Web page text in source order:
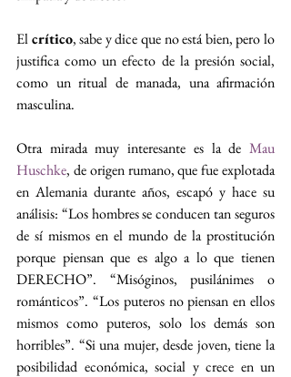
El crítico, sabe y dice que no está bien, pero lo
justifica como un efecto de la presión social,
como un ritual de manada, una afirmación
masculina.
Otra mirada muy interesante es la de Mau
Huschke, de origen rumano, que fue explotada
en Alemania durante años, escapó y hace su
análisis: “Los hombres se conducen tan seguros
de sí mismos en el mundo de la prostitución
porque piensan que es algo a lo que tienen
DERECHO”. “Misóginos, pusilánimes o
románticos”. “Los puteros no piensan en ellos
mismos como puteros, solo los demás son
horribles”. “Si una mujer, desde joven, tiene la
posibilidad económica, social y crece en un